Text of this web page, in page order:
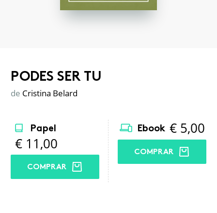
PODES SER TU
de Cristina Belard
Papel
€ 11,00
COMPRAR
Ebook € 5,00
COMPRAR